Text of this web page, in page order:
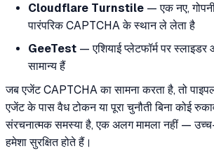
Cloudflare Turnstile — एक नए,
पारंपरिक CAPTCHA के स्थान ले लेता है
GeeTest — एशियाई प्लेटफॉर्म पर स्लाइडर
सामान्य हैं
जब एजेंट CAPTCHA का सामना करता है, तो
एजेंट के पास वैध टोकन या पूरा चुनौती बिना कोई
संरचनात्मक समस्या है, एक अलग मामला नहीं —
हमेशा सुरक्षित होते हैं।